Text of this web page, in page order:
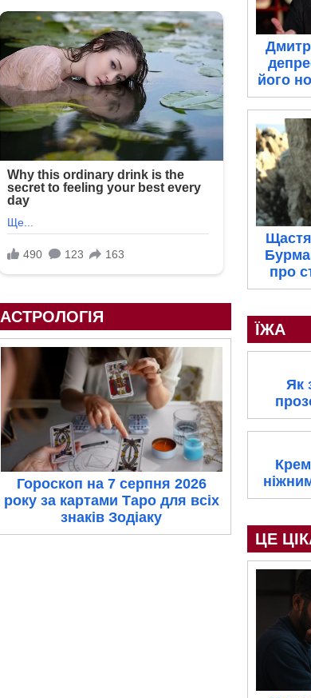
АСТРОЛОГІЯ
Гороскоп на 7 серпня 2026
року за картами Таро для всіх
знаків Зодіаку
його
про
ЇЖА
Як
ЦЕ